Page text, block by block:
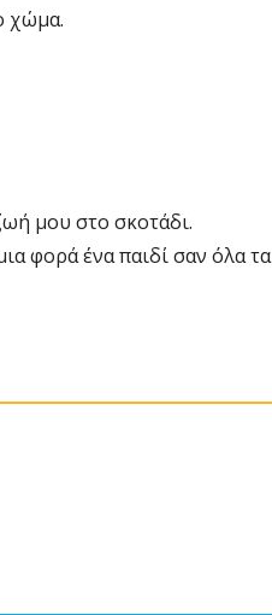
χώμα.
μου στο σκοτάδι.
φορά ένα παιδί σαν όλα